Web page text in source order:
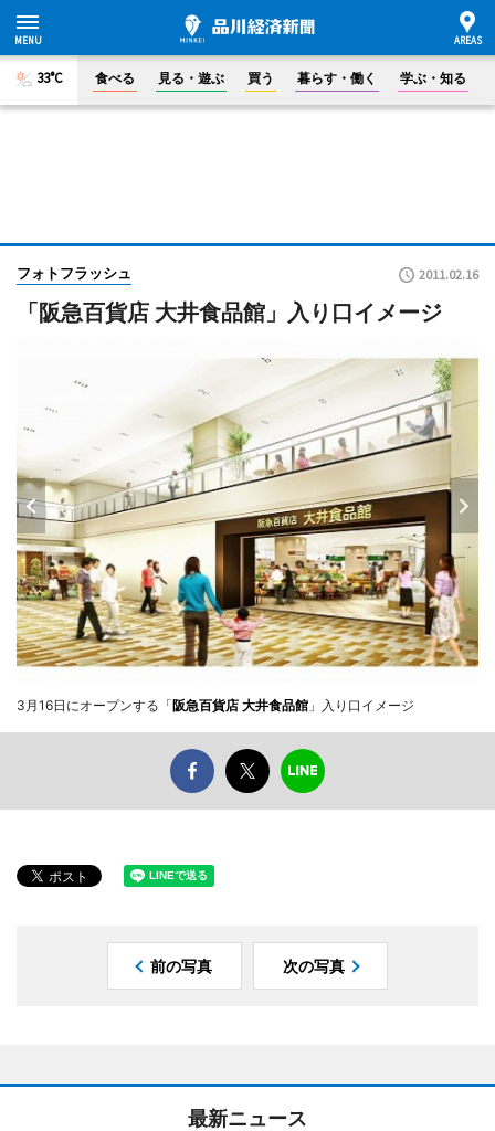
33°C 食べる 見る・遊ぶ 買う 暮らす・働く 学ぶ・知る
フォトフラッシュ 2011.02.16
「阪急百貨店 大井食品館」入り口イメージ
3月16日にオープンする「阪急百貨店 大井食品館 」入り口イメージ
前の写真 次の写真
最新ニュース